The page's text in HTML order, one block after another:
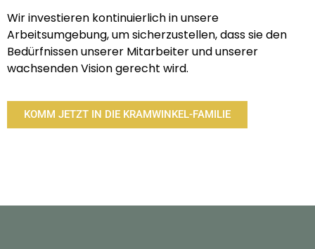
Wir investieren kontinuierlich in unsere
Arbeitsumgebung, um sicherzustellen, dass sie den
Bedürfnissen unserer Mitarbeiter und unserer
wachsenden Vision gerecht wird.
KOMM JETZT IN DIE KRAMWINKEL-FAMILIE